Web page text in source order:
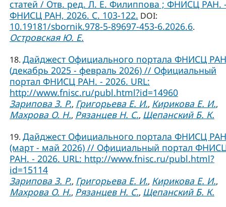
статей / Отв. ред. Л. Е. Филиппова ; ФНИСЦ РАН.
ФНИСЦ РАН, 2026. C. 103-122. DOI:
10.19181/sbornik.978-5-89697-453-6.2026.6.
Островская Ю. Е.
18. Дайджест Официального портала ФНИСЦ РАН
(декабрь 2025 - февраль 2026) // Официальный
портал ФНИСЦ РАН. - 2026. URL:
http://www.fnisc.ru/publ.html?id=14960
Зарипова З. Р., Григорьева Е. И., Кирикова Е. И.,
Махрова О. Н., Рязанцев Н. С., Щепанский Б. К.
19. Дайджест Официального портала ФНИСЦ РАН
(март - май 2026) // Официальный портал
РАН. - 2026. URL: http://www.fnisc.ru/publ.html?
id=15114
Зарипова З. Р., Григорьева Е. И., Кирикова Е. И.,
Махрова О. Н., Рязанцев Н. С., Щепанский Б. К.